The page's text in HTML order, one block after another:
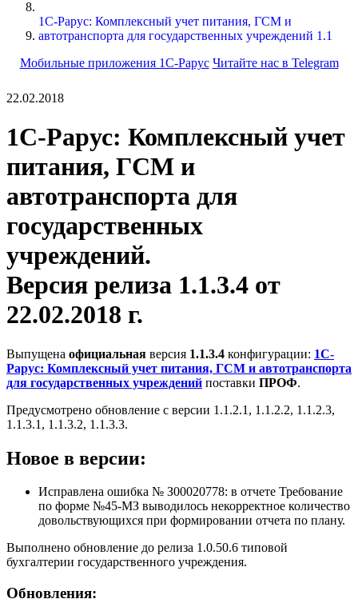
1С-Рарус: Комплексный учет питания, ГСМ и
автотранспорта для государственных учреждений 1.1
Мобильные приложения 1С-Рарус Читайте нас в Telegram
22.02.2018
1С-Рарус: Комплексный учет
питания, ГСМ и
автотранспорта для
государственных
учреждений.
Версия релиза 1.1.3.4 от
22.02.2018 г.
Выпущена официальная версия 1.1.3.4 конфигурации: 1С-
Рарус: Комплексный учет питания, ГСМ и автотранспорта
для государственных учреждений поставки ПРОФ.
Предусмотрено обновление с версии 1.1.2.1, 1.1.2.2, 1.1.2.3,
1.1.3.1, 1.1.3.2, 1.1.3.3.
Новое в версии:
Исправлена ошибка № З00020778: в отчете Требование
по форме №45-МЗ выводилось некорректное количество
довольствующихся при формировании отчета по плану.
Выполнено обновление до релиза 1.0.50.6 типовой
бухгалтерии государственного учреждения.
Обновления: